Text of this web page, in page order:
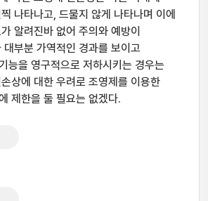
나타나고, 드물지 않게 나타나며 이에
알려진바 없어 주의와 예방이
대부분 가역적인 경과를 보이고
능을 영구적으로 저하시키는 경우는
상에 대한 우려로 조영제를 이용한
제한을 둘 필요는 없겠다.